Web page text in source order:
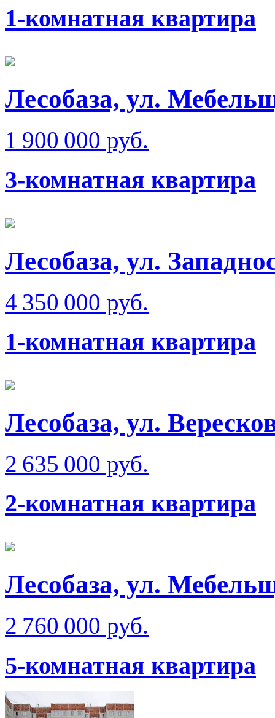
1-комнатная квартира
Лесобаза, ул.
1 900 000 руб.
3-комнатная квартира
Лесобаза, ул.
4 350 000 руб.
1-комнатная квартира
Лесобаза, ул.
2 635 000 руб.
2-комнатная квартира
Лесобаза, ул.
2 760 000 руб.
5-комнатная квартира